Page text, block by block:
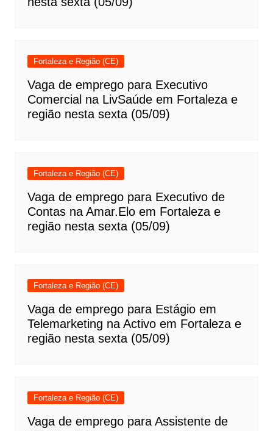
Fortaleza e Região (CE)
Vaga de emprego para Executivo
Comercial na LivSaúde em Fortaleza e
região nesta sexta (05/09)
Fortaleza e Região (CE)
Vaga de emprego para Executivo de
Contas na Amar.Elo em Fortaleza e
região nesta sexta (05/09)
Fortaleza e Região (CE)
Vaga de emprego para Estágio em
Telemarketing na Activo em Fortaleza e
região nesta sexta (05/09)
Fortaleza e Região (CE)
Vaga de emprego para Assistente de